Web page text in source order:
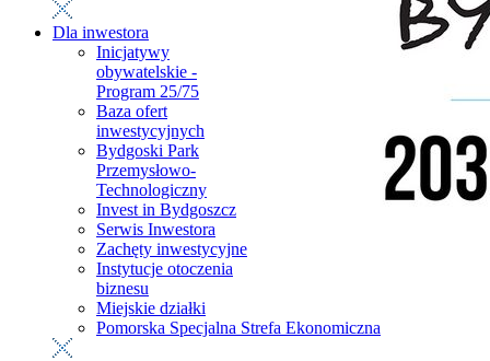
Dla inwestora
Inicjatywy
obywatelskie -
Program 25/75
Baza ofert
inwestycyjnych
Bydgoski Park
Przemysłowo-
Technologiczny
Invest in Bydgoszcz
Serwis Inwestora
Zachęty inwestycyjne
Instytucje otoczenia
biznesu
Miejskie działki
Pomorska Specjalna Strefa Ekonomiczna